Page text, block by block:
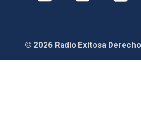
© 2026 Radio Exitosa